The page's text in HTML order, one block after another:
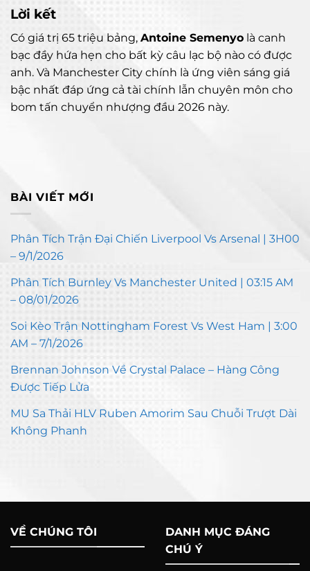
Lời kết
Có giá trị 65 triệu bảng, Antoine Semenyo là canh
bạc đầy hứa hẹn cho bất kỳ câu lạc bộ nào có được
anh. Và Manchester City chính là ứng viên sáng giá
bậc nhất đáp ứng cả tài chính lẫn chuyên môn cho
bom tấn chuyển nhượng đầu 2026 này.
BÀI VIẾT MỚI
Phân Tích Trận Đại Chiến Liverpool Vs Arsenal | 3H00
– 9/1/2026
Phân Tích Burnley Vs Manchester United | 03:15 AM
– 08/01/2026
Soi Kèo Trận Nottingham Forest Vs West Ham | 3:00
AM – 7/1/2026
Brennan Johnson Về Crystal Palace – Hàng Công
Được Tiếp Lửa
MU Sa Thải HLV Ruben Amorim Sau Chuỗi Trượt Dài
Không Phanh
VỀ CHÚNG TÔI
DANH MỤC ĐÁNG
CHÚ Ý